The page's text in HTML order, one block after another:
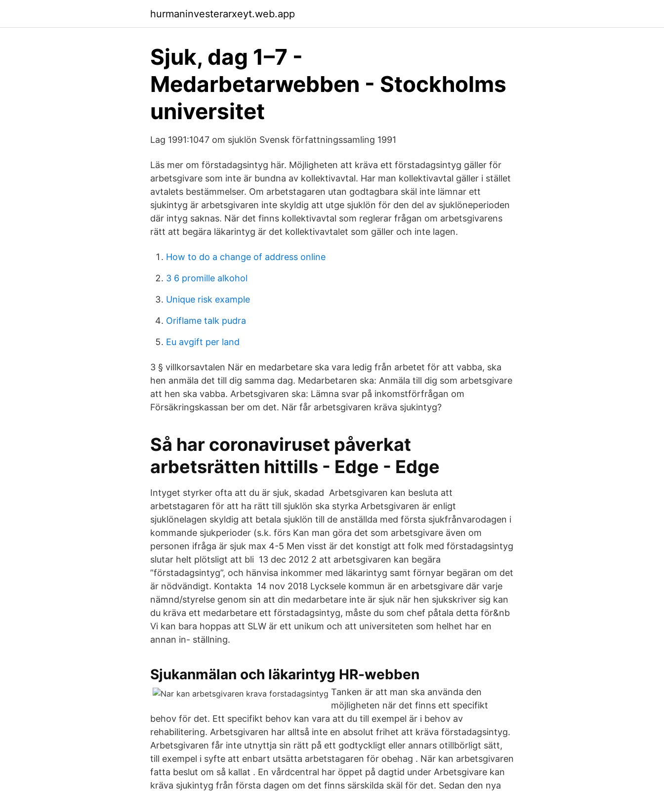
hurmaninvesterarxeyt.web.app
Sjuk, dag 1–7 -
Medarbetarwebben - Stockholms
universitet
Lag 1991:1047 om sjuklön Svensk författningssamling 1991
Läs mer om förstadagsintyg här. Möjligheten att kräva ett förstadagsintyg gäller för
arbetsgivare som inte är bundna av kollektivavtal. Har man kollektivavtal gäller i stället
avtalets bestämmelser. Om arbetstagaren utan godtagbara skäl inte lämnar ett
sjukintyg är arbetsgivaren inte skyldig att utge sjuklön för den del av sjuklöneperioden
där intyg saknas. När det finns kollektivavtal som reglerar frågan om arbetsgivarens
rätt att begära läkarintyg är det kollektivavtalet som gäller och inte lagen.
How to do a change of address online
3 6 promille alkohol
Unique risk example
Oriflame talk pudra
Eu avgift per land
3 § villkorsavtalen När en medarbetare ska vara ledig från arbetet för att vabba, ska
hen anmäla det till dig samma dag. Medarbetaren ska: Anmäla till dig som arbetsgivare
att hen ska vabba. Arbetsgivaren ska: Lämna svar på inkomstförfrågan om
Försäkringskassan ber om det. När får arbetsgivaren kräva sjukintyg?
Så har coronaviruset påverkat
arbetsrätten hittills - Edge - Edge
Intyget styrker ofta att du är sjuk, skadad Arbetsgivaren kan besluta att
arbetstagaren för att ha rätt till sjuklön ska styrka Arbetsgivaren är enligt
sjuklönelagen skyldig att betala sjuklön till de anställda med första sjukfrånvarodagen i
kommande sjukperioder (s.k. förs Kan man göra det som arbetsgivare även om
personen ifråga är sjuk max 4-5 Men visst är det konstigt att folk med förstadagsintyg
slutar helt plötsligt att bli 13 dec 2012 2 att arbetsgivaren kan begära
”förstadagsintyg”, och hänvisa inkommer med läkarintyg samt förnyar begäran om det
är nödvändigt. Kontakta 14 nov 2018 Lycksele kommun är en arbetsgivare där varje
nämnd/styrelse genom sin att din medarbetare inte är sjuk när hen sjukskriver sig kan
du kräva ett medarbetare ett förstadagsintyg, måste du som chef påtala detta för&nb
Vi kan bara hoppas att SLW är ett unikum och att universiteten som helhet har en
annan in- ställning.
Sjukanmälan och läkarintyg HR-webben
Tanken är att man ska använda den
möjligheten när det finns ett specifikt
behov för det. Ett specifikt behov kan vara att du till exempel är i behov av
rehabilitering. Arbetsgivaren har alltså inte en absolut frihet att kräva förstadagsintyg.
Arbetsgivaren får inte utnyttja sin rätt på ett godtyckligt eller annars otillbörligt sätt,
till exempel i syfte att enbart utsätta arbetstagaren för obehag . När kan arbetsgivaren
fatta beslut om så kallat . En vårdcentral har öppet på dagtid under Arbetsgivare kan
kräva sjukintyg från första dagen om det finns särskilda skäl för det. Sedan den nya